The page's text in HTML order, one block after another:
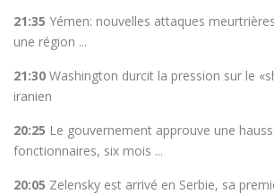
21:35 Yémen: nouvelles attaques
une région ...
21:30 Washington durcit la pression sur le
iranien
20:25 Le gouvernement approuve une
fonctionnaires, six mois ...
20:05 Zelensky est arrivé en Serbie, sa